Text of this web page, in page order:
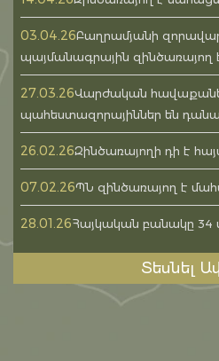
03.04.26Բաղրամյանի
պայմանագրային զինծառայող
27.03.26Վարժական
պահեստազորայիններ են
26.02.26Զինծառայողի դի է
07.02.26ՊՆ զինծառայող է
28.01.26Հայկական բանակը 34
Տեսնել